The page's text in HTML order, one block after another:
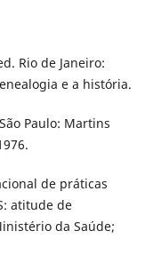
Rio de Janeiro:
e a história.
Paulo: Martins
de práticas
atitude de
da Saúde;